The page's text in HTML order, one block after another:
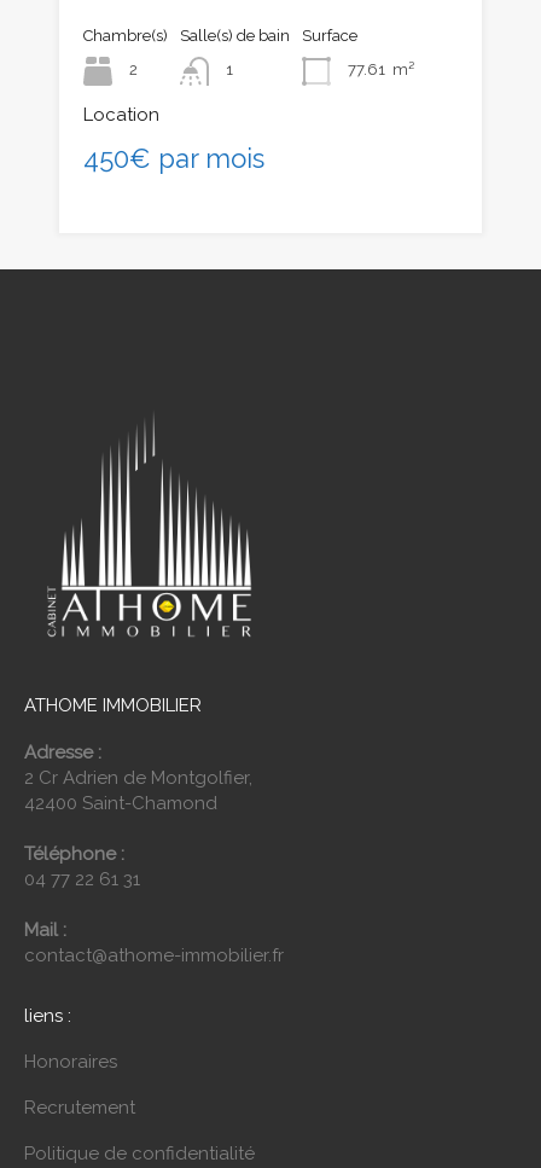
Chambre(s)
2
Salle(s) de bain
1
Surface
77.61 m²
Location
450€ par mois
ATHOME IMMOBILIER
Adresse :
2 Cr Adrien de Montgolfier,
42400 Saint-Chamond
Téléphone :
04 77 22 61 31
Mail :
contact@athome-immobilier.fr
liens :
Honoraires
Recrutement
Politique de confidentialité